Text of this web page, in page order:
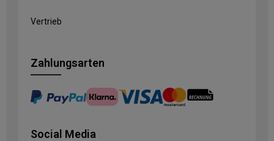
Vertrieb
Zahlungsarten
Social Media